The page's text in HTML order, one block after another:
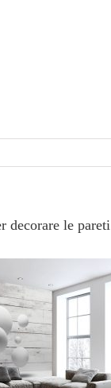
decorare le pareti